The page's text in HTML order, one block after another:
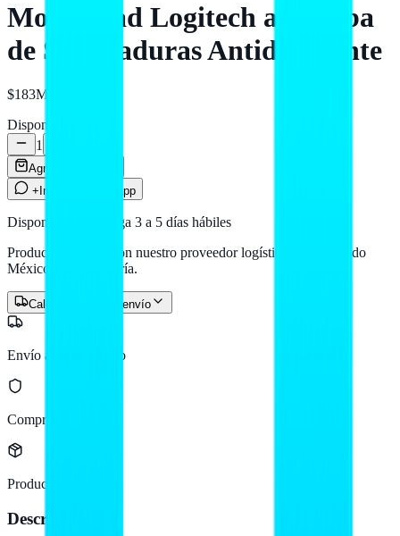
Mouse Pad Logitech a Prueba
de Salpicaduras Antideslizante
$183MXN
Disponible
1
Agregar al carrito
+Info por WhatsApp
Disponible — entrega 3 a 5 días hábiles
Producto en stock con nuestro proveedor logístico. Llega a todo
México por paquetería.
Calcular costo de envío
Envío a todo México
Compra protegida
Producto original
Descripción